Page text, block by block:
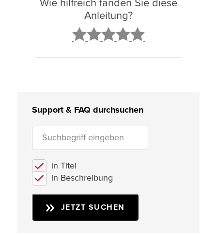
Wie hilfreich fanden Sie diese
Anleitung?
Support & FAQ durchsuchen
in Titel
in Beschreibung
JETZT SUCHEN